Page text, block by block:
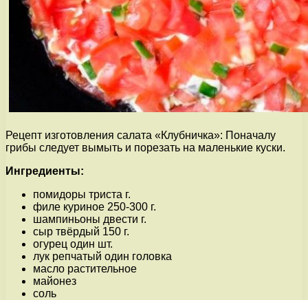
Рецепт изготовления салата «Клубничка»: Поначалу
грибы следует вымыть и порезать на маленькие куски.
Ингредиенты:
помидоры триста г.
филе куриное 250-300 г.
шампиньоны двести г.
сыр твёрдый 150 г.
огурец один шт.
лук репчатый один головка
масло растительное
майонез
соль